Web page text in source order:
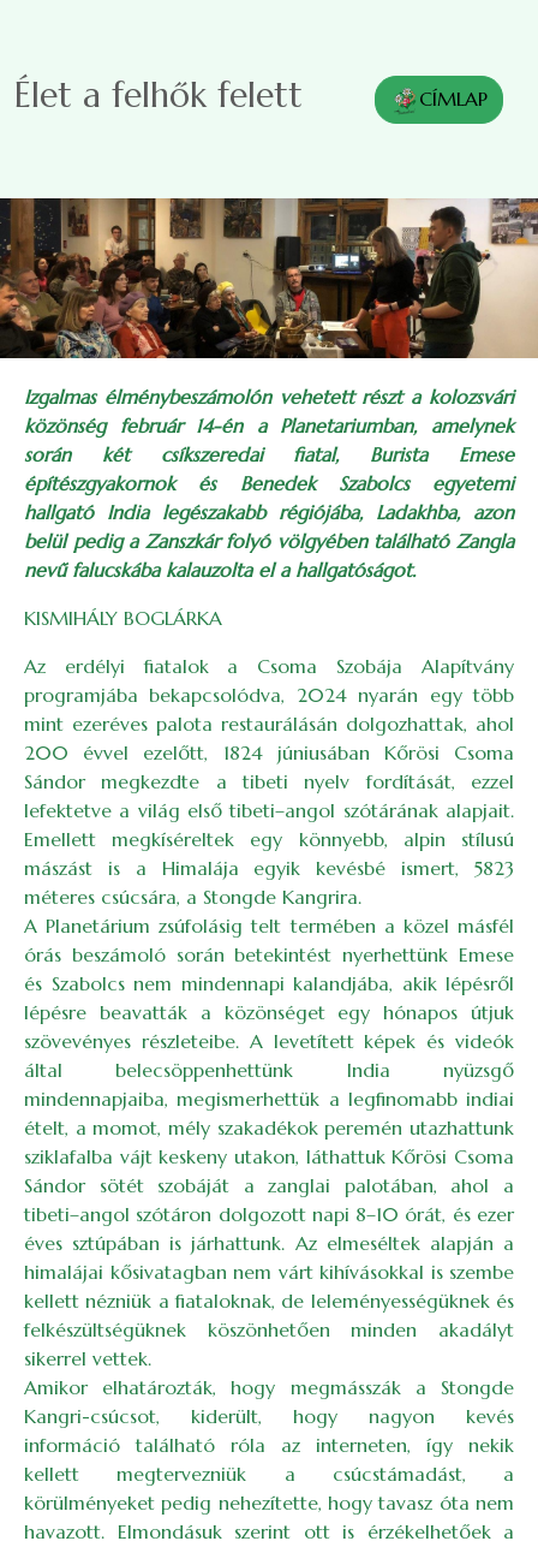
Élet a felhők felett CÍMLAP
Izgalmas élménybeszámolón vehetett részt a kolozsvári
közönség február 14-én a Planetariumban, amelynek
során két csíkszeredai fiatal, Burista Emese
építészgyakornok és Benedek Szabolcs egyetemi
hallgató India legészakabb régiójába, Ladakhba, azon
belül pedig a Zanszkár folyó völgyében található Zangla
nevű falucskába kalauzolta el a hallgatóságot.
KISMIHÁLY BOGLÁRKA
Az erdélyi fiatalok a Csoma Szobája Alapítvány
programjába bekapcsolódva, 2024 nyarán egy több
mint ezeréves palota restaurálásán dolgozhattak, ahol
200 évvel ezelőtt, 1824 júniusában Kőrösi Csoma
Sándor megkezdte a tibeti nyelv fordítását, ezzel
lefektetve a világ első tibeti–angol szótárának alapjait.
Emellett megkíséreltek egy könnyebb, alpin stílusú
mászást is a Himalája egyik kevésbé ismert, 5823
méteres csúcsára, a Stongde Kangrira.
A Planetárium zsúfolásig telt termében a közel másfél
órás beszámoló során betekintést nyerhettünk Emese
és Szabolcs nem mindennapi kalandjába, akik lépésről
lépésre beavatták a közönséget egy hónapos útjuk
szövevényes részleteibe. A levetített képek és videók
által belecsöppenhettünk India nyüzsgő
mindennapjaiba, megismerhettük a legfinomabb indiai
ételt, a momot, mély szakadékok peremén utazhattunk
sziklafalba vájt keskeny utakon, láthattuk Kőrösi Csoma
Sándor sötét szobáját a zanglai palotában, ahol a
tibeti–angol szótáron dolgozott napi 8–10 órát, és ezer
éves sztúpában is járhattunk. Az elmeséltek alapján a
himalájai kősivatagban nem várt kihívásokkal is szembe
kellett nézniük a fiataloknak, de leleményességüknek és
felkészültségüknek köszönhetően minden akadályt
sikerrel vettek.
Amikor elhatározták, hogy megmásszák a Stongde
Kangri-csúcsot, kiderült, hogy nagyon kevés
információ található róla az interneten, így nekik
kellett megtervezniük a csúcstámadást, a
körülményeket pedig nehezítette, hogy tavasz óta nem
havazott. Elmondásuk szerint ott is érzékelhetőek a